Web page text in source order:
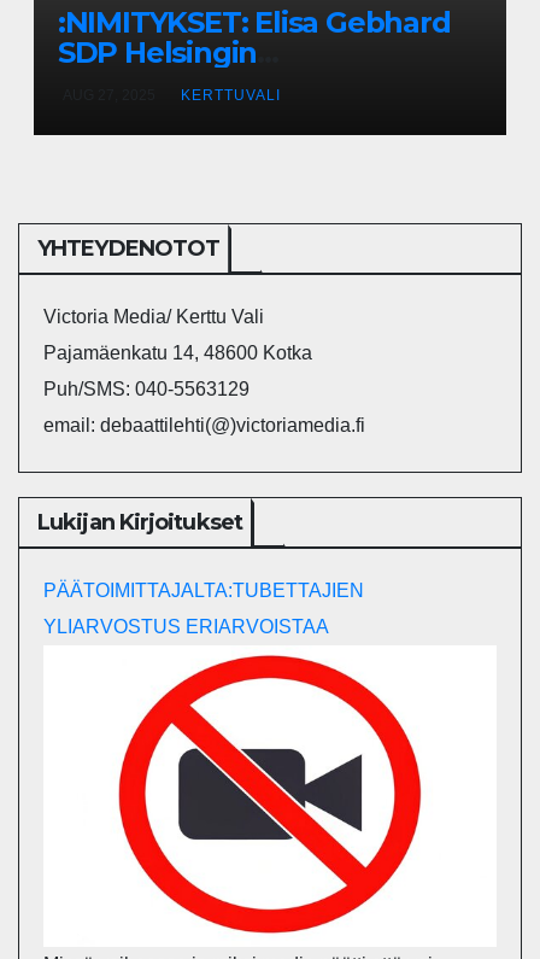
:NIMITYKSET: Elisa Gebhard
SDP Helsingin
valtuustoryhmän
KERTTUVALI
YHTEYDENOTOT
Victoria Media/ Kerttu Vali
Pajamäenkatu 14, 48600 Kotka
Puh/SMS: 040-5563129
email: debaattilehti(@)victoriamedia.fi
Lukijan Kirjoitukset
PÄÄTOIMITTAJALTA:TUBETTAJIEN
YLIARVOSTUS ERIARVOISTAA